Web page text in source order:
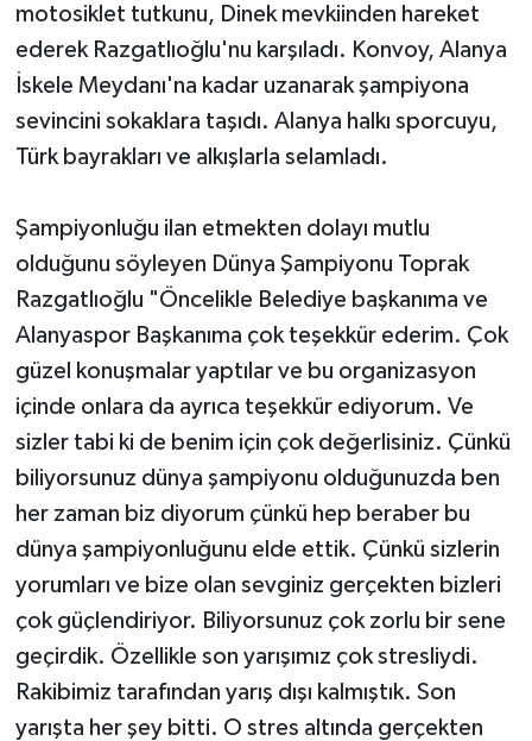
motosiklet tutkunu, Dinek mevkiinden hareket
ederek Razgatlıoğlu'nu karşıladı. Konvoy, Alanya
İskele Meydanı'na kadar uzanarak şampiyona
sevincini sokaklara taşıdı. Alanya halkı sporcuyu,
Türk bayrakları ve alkışlarla selamladı.
Şampiyonluğu ilan etmekten dolayı mutlu
olduğunu söyleyen Dünya Şampiyonu Toprak
Razgatlıoğlu "Öncelikle Belediye başkanıma ve
Alanyaspor Başkanıma çok teşekkür ederim. Çok
güzel konuşmalar yaptılar ve bu organizasyon
içinde onlara da ayrıca teşekkür ediyorum. Ve
sizler tabi ki de benim için çok değerlisiniz. Çünkü
biliyorsunuz dünya şampiyonu olduğunuzda ben
her zaman biz diyorum çünkü hep beraber bu
dünya şampiyonluğunu elde ettik. Çünkü sizlerin
yorumları ve bize olan sevginiz gerçekten bizleri
çok güçlendiriyor. Biliyorsunuz çok zorlu bir sene
geçirdik. Özellikle son yarışımız çok stresliydi.
Rakibimiz tarafından yarış dışı kalmıştık. Son
yarışta her şey bitti. O stres altında gerçekten